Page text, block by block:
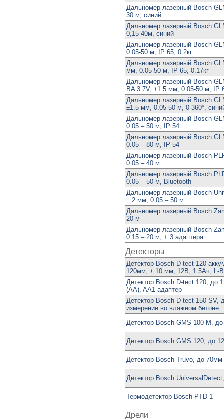
Дальномер лазерный Bosch
30 м, синий
Дальномер лазерный Bosch
0,15-40м, синий
Дальномер лазерный Bosch
0.05-50 м, IP 65, 0.2кг
Дальномер лазерный Bosch
мм, 0.05-50 м, IP 65, 0.17кг
Дальномер лазерный Bosch
BA 3.7V, ±1.5 мм, 0.05-50 м, IP
Дальномер лазерный Bosch
±1.5 мм, 0.05-50 м, 0-360°,
Дальномер лазерный Bosch
0.05 – 50 м, IP 54
Дальномер лазерный Bosch
0.05 – 80 м, IP 54
Дальномер лазерный Bosch
0.05 – 40 м
Дальномер лазерный Bosch
0.05 – 50 м, Bluetooth
Дальномер лазерный Bosch
± 2 мм, 0.05 – 50 м
Дальномер лазерный Bosch
20 м
Дальномер лазерный Bosch
0.15 – 20 м, + 3 адаптера
Детекторы
Детектор Bosch D-tect 120
120мм, ± 10 мм, 12В, 1.5Ач, L-
Детектор Bosch D-tect 120, до
(AA), AA1 адаптер
Детектор Bosch D-tect 150 SV,
измерение во влажном бетоне
Детектор Bosch GMS 100 M,
Детектор Bosch GMS 120, до
Детектор Bosch Truvo, до 70мм
Детектор Bosch
Термодетектор Bosch PTD 1
Дрели